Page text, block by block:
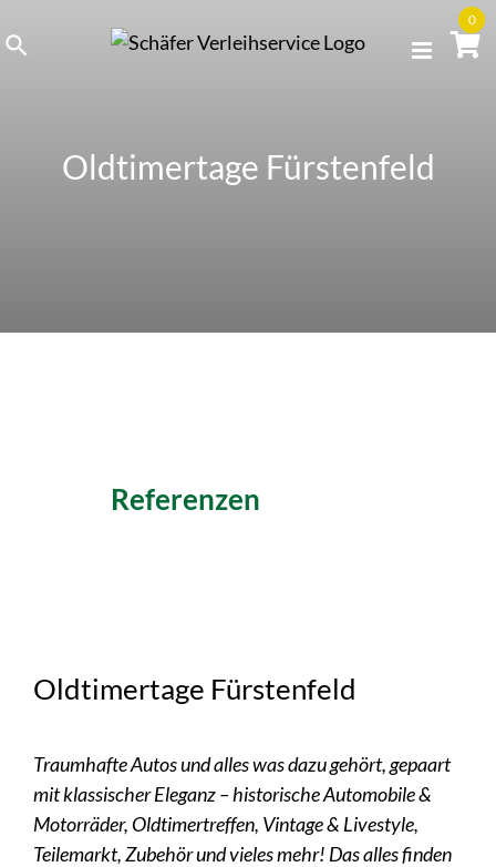
to
Oldtimertage Fürstenfeld
0
Referenzen
Oldtimertage Fürstenfeld
Traumhafte Autos und alles was dazu gehört, gepaart
mit klassischer Eleganz – historische Automobile &
Motorräder, Oldtimertreffen, Vintage & Livestyle,
Teilemarkt, Zubehör und vieles mehr! Das alles finden